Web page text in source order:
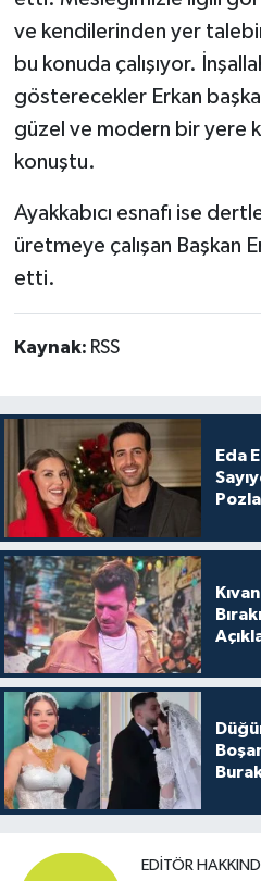
ve kendilerinden yer
bu konuda çalışıyor.
gösterecekler Erkan
güzel ve modern bir yere
konuştu.
Ayakkabıcı esnafı ise
üretmeye çalışan Başkan
etti.
Kaynak: RSS
Eda
EDITÖR